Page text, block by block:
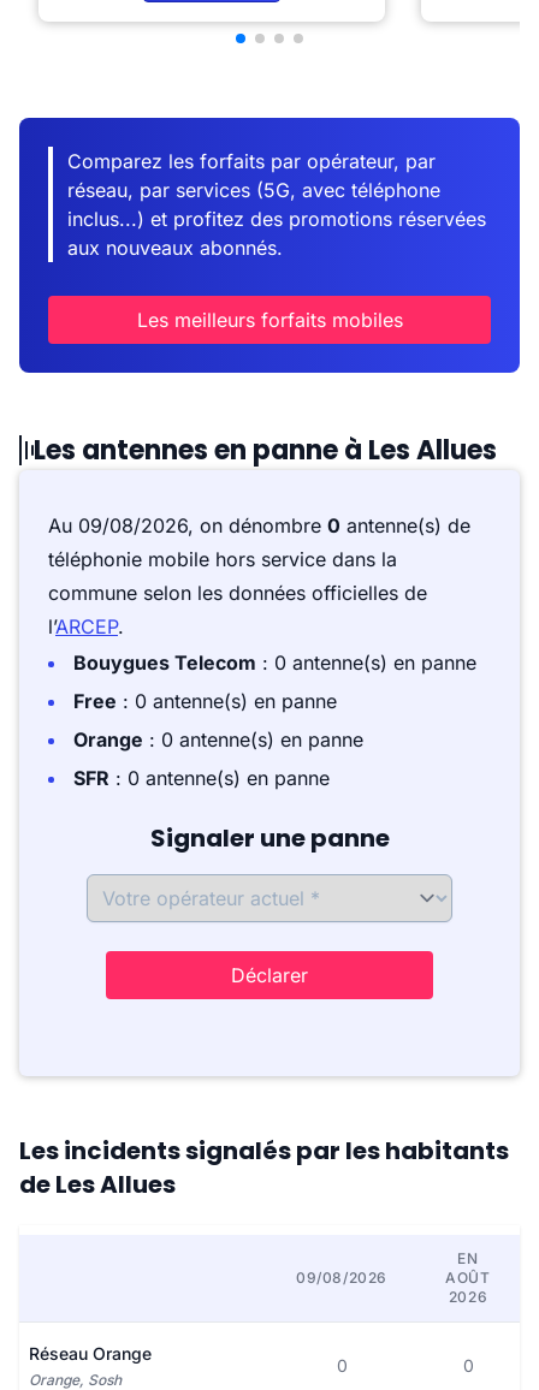
Comparez les forfaits par opérateur, par
réseau, par services (5G, avec téléphone
inclus...) et profitez des promotions réservées
aux nouveaux abonnés.
Les meilleurs forfaits mobiles
Les antennes en panne à Les Allues
Au 09/08/2026, on dénombre 0 antenne(s) de
téléphonie mobile hors service dans la
commune selon les données officielles de
l’ARCEP.
Bouygues Telecom : 0 antenne(s) en panne
Free : 0 antenne(s) en panne
Orange : 0 antenne(s) en panne
SFR : 0 antenne(s) en panne
Signaler une panne
Déclarer
Les incidents signalés par les habitants
de Les Allues
09/08/2026
EN
AOÛT
2026
Réseau Orange
Orange, Sosh
0 0